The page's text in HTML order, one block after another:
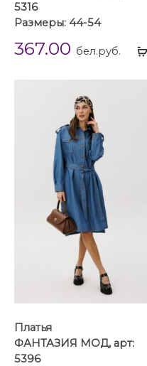
5316
Размеры: 44-54
367.00 бел.руб.
Платья
ФАНТАЗИЯ МОД, арт:
5396